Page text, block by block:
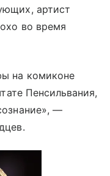
артист
во время
на комиконе
Пенсильвания,
—